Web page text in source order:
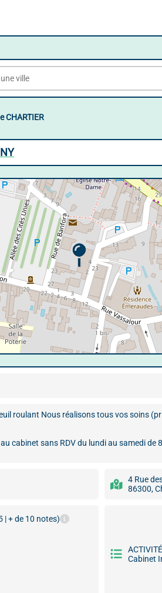
CHARTIER
roulant Nous réalisons tous vos soins
cabinet sans RDV du lundi au samedi de
4 Rue
86300,
| + de 10 notes)
Cabinet